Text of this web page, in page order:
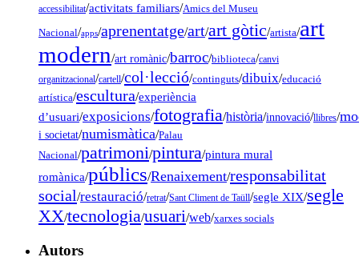
accessibilitat/activitats familiars/Amics del Museu
Nacional/apps/aprenentatge/art/art gòtic/artista/art
modern/art romànic/barroc/biblioteca/canvi
organitzacional/cartell/col·lecció/continguts/dibuix/educació
artística/escultura/experiència
d’usuari/exposicions/fotografia/història/innovació/llibres/
i societat/numismàtica/Palau
Nacional/patrimoni/pintura/pintura mural
romànica/públics/Renaixement/responsabilitat
social/restauració/retrat/Sant Climent de Taüll/segle XIX/segle
XX/tecnologia/usuari/web/xarxes socials
Autors